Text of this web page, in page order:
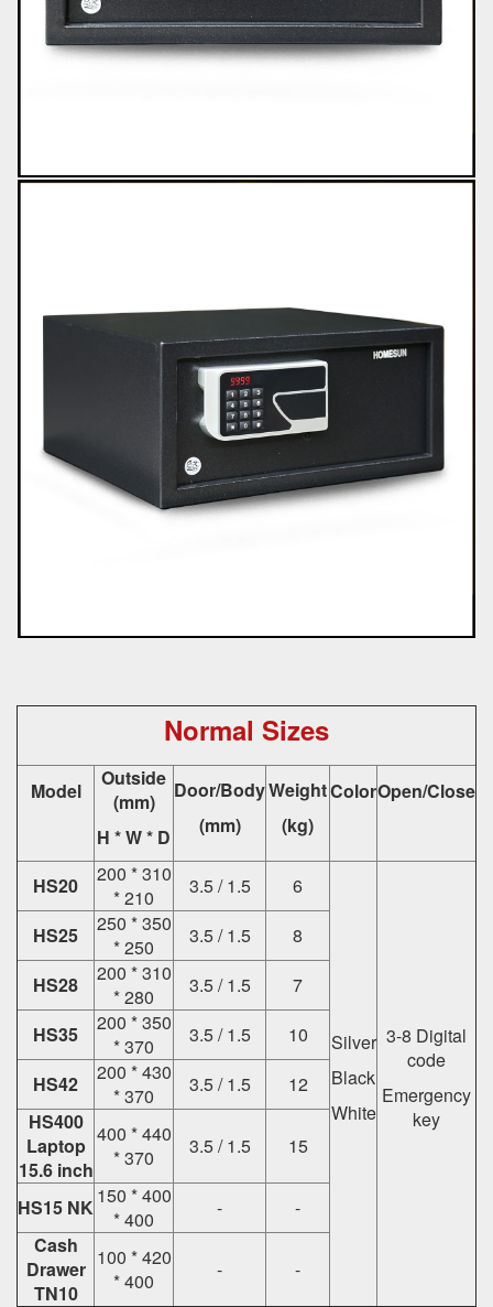
Normal Sizes
Model
Outside
(mm)
H * W * D
Door/Body
(mm)
Weight
(kg)
ColorOpen/Close
HS20
200 * 310
* 210
3.5 / 1.5 6
Silver
Black
White
3-8 Digital
code
Emergency
key
HS25
250 * 350
* 250
3.5 / 1.5
8
HS28
200 * 310
* 280
3.5 / 1.5
7
HS35
200 * 350
* 370
3.5 / 1.5
10
HS42
200 * 430
* 370
3.5 / 1.5
12
HS400
Laptop
15.6 inch
400 * 440
* 370
3.5 / 1.5 15
HS15 NK 150 * 400
* 400
-
-
Cash
Drawer
TN10
100 * 420
* 400
- -